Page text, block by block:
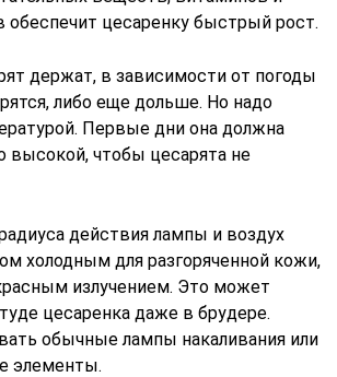
обеспечит цесаренку быстрый рост.
держат, в зависимости от погоды
либо еще дольше. Но надо
Первые дни она должна
высокой, чтобы цесарята не
действия лампы и воздух
холодным для разгоряченной кожи,
излучением. Это может
цесаренка даже в брудере.
обычные лампы накаливания или
элементы.